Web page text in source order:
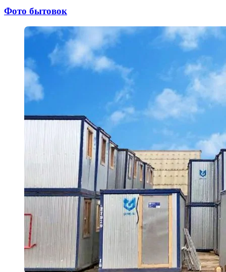
Фото бытовок